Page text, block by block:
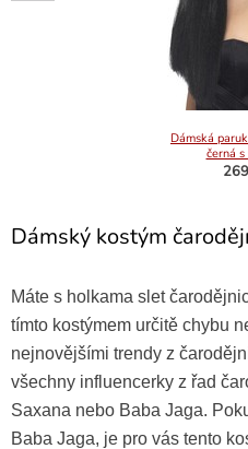
Dámská
černá
Dámský kostým
Máte s holkama slet
tímto kostýmem určitě chybu
nejnovějšími trendy z
všechny influencerky z řad
Saxana nebo Baba Jaga.
Baba Jaga, je pro vás tento